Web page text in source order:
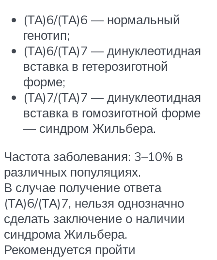
(ТА)6/(ТА)6 — нормальный
генотип;
(ТА)6/(ТА)7 — динуклеотидная
вставка в гетерозиготной
форме;
(ТА)7/(ТА)7 — динуклеотидная
вставка в гомозиготной форме
— синдром Жильбера.
Частота заболевания: 3–10% в
различных популяциях.
В случае получение ответа
(ТА)6/(ТА)7, нельзя однозначно
сделать заключение о наличии
синдрома Жильбера.
Рекомендуется пройти